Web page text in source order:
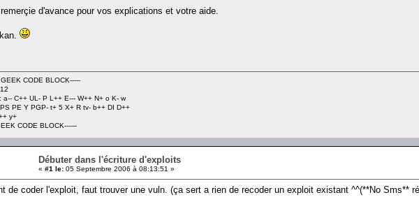
d'avance pour vos explications et votre aide.
CODE BLOCK-----
a-- C++ UL- P L++ E--- W++ N+ o K- w
PS PE Y PGP- t+ 5 X+ R tv- b++ DI D++
y+
CODE BLOCK------
Débuter dans l'écriture d'exploits
« #1 le: 05 Septembre 2006 à 08:13:51 »
de coder l'exploit, faut trouver une vuln. (ça sert a rien de recoder un exploit existant ^^(**No Sms**